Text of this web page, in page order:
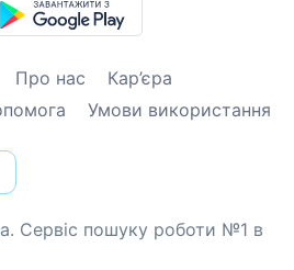
Про нас
Кар’єра
Умови використання
Сервіс пошуку роботи №1 в